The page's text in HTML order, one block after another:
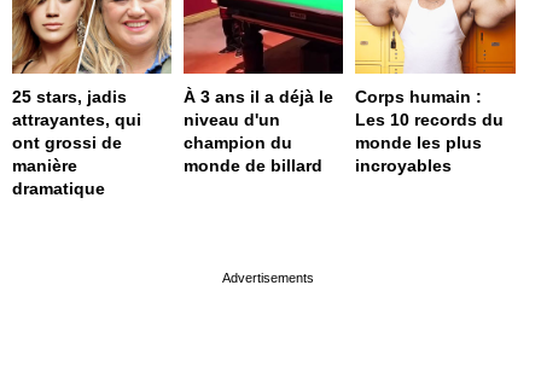
25 stars, jadis
attrayantes, qui
ont grossi de
manière
dramatique
À 3 ans il a déjà le
niveau d'un
champion du
monde de billard
Corps humain :
Les 10 records du
monde les plus
incroyables